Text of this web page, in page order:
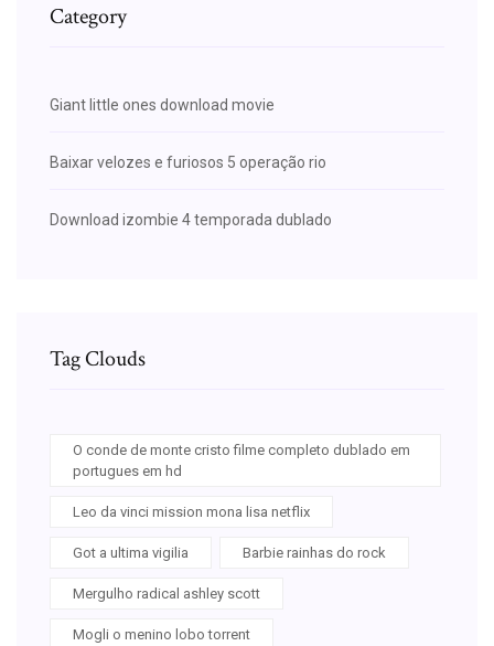
Category
Giant little ones download movie
Baixar velozes e furiosos 5 operação rio
Download izombie 4 temporada dublado
Tag Clouds
O conde de monte cristo filme completo dublado em
portugues em hd
Leo da vinci mission mona lisa netflix
Got a ultima vigilia Barbie rainhas do rock
Mergulho radical ashley scott
Mogli o menino lobo torrent